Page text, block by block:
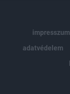
impresszum
adatvédelem